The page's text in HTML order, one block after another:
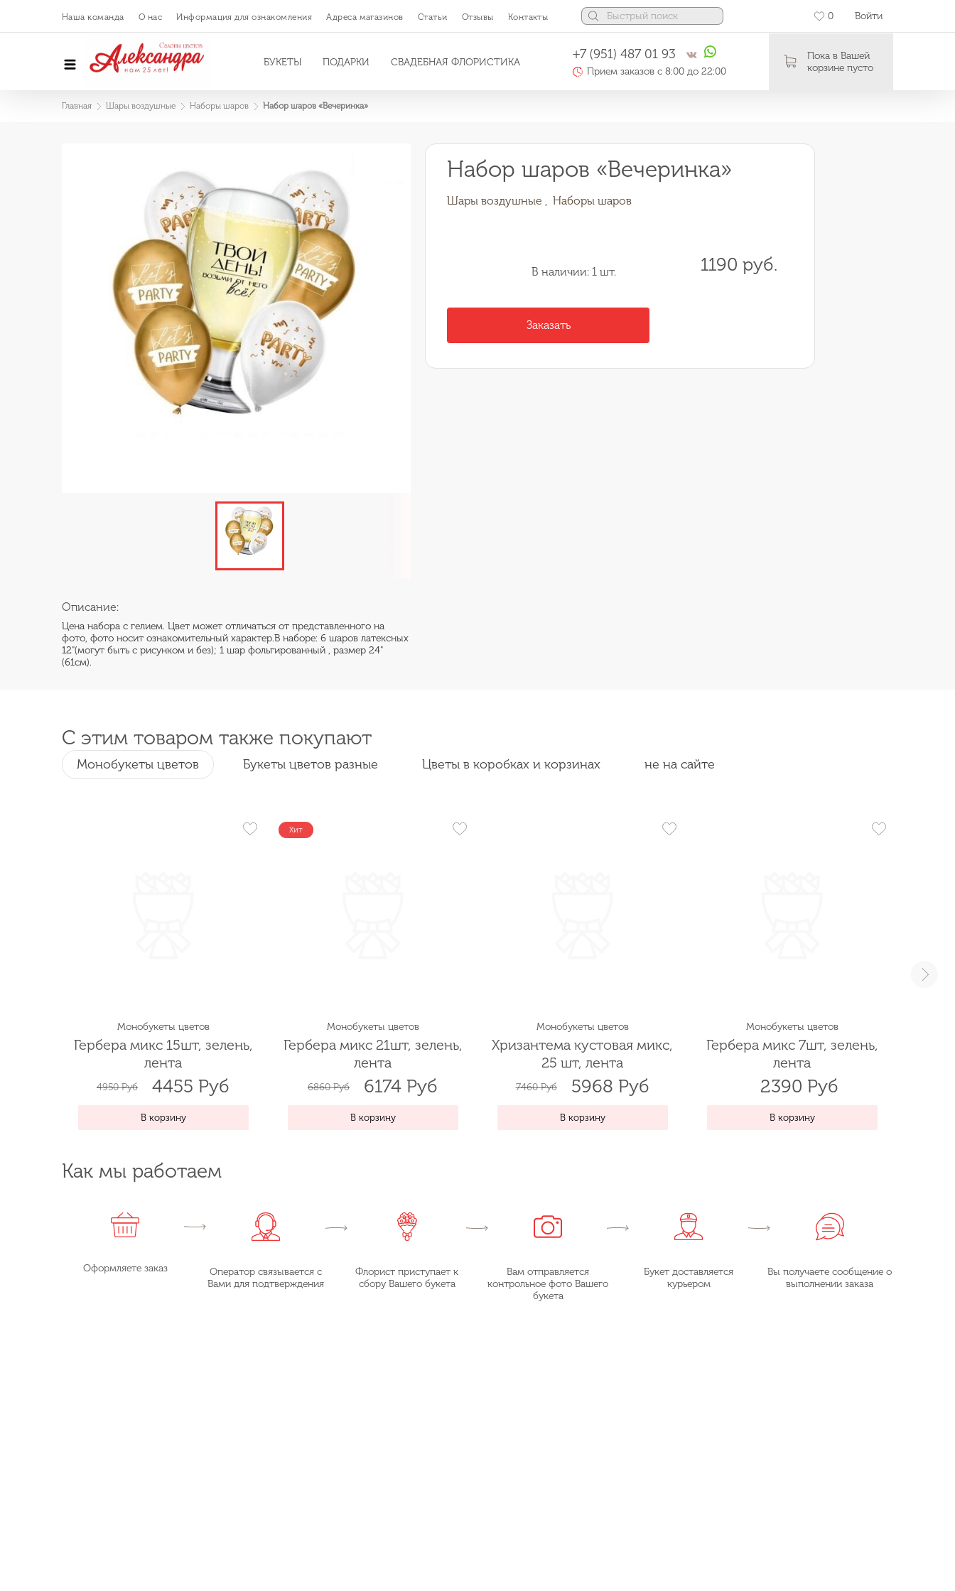
Наша команда О нас Информация для ознакомления Адреса магазинов Статьи Отзывы Контакты 0 Войти
БУКЕТЫ ПОДАРКИ СВАДЕБНАЯ ФЛОРИСТИКА
+7 (951) 487 01 93
Прием заказов с 8:00 до 22:00
Пока в Вашей
корзине пусто
Главная Шары воздушные Наборы шаров Набор шаров «Вечеринка»
Описание:
Цена набора с гелием. Цвет может отличаться от представленного на
фото, фото носит ознакомительный характер.В наборе: 6 шаров латексных
12"(могут быть с рисунком и без); 1 шар фольгированный , размер 24"
(61см).
Набор шаров «Вечеринка»
Шары воздушные , Наборы шаров
В наличии: 1 шт. 1190 руб.
Заказать
С этим товаром также покупают
Монобукеты цветов Букеты цветов разные Цветы в коробках и корзинах не на сайте
Монобукеты цветов
Гербера микс 15шт, зелень,
лента
4950 Руб 4455 Руб
В корзину
Хит
Монобукеты цветов
Гербера микс 21шт, зелень,
лента
6860 Руб 6174 Руб
В корзину
Монобукеты цветов
Хризантема кустовая микс,
25 шт, лента
7460 Руб 5968 Руб
В корзину
Монобукеты цветов
Гербера микс 7шт, зелень,
лента
2390 Руб
В корзину
Как мы работаем
Оформляете заказ
Оператор связывается с
Вами для подтверждения
Флорист приступает к
сбору Вашего букета
Вам отправляется
контрольное фото Вашего
букета
Букет доставляется
курьером
Вы получаете сообщение о
выполнении заказа